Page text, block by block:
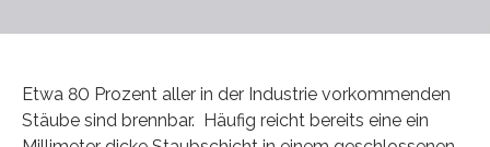
Etwa 80 Prozent aller in der Industrie vorkommenden
Stäube sind brennbar. Häufig reicht bereits eine ein